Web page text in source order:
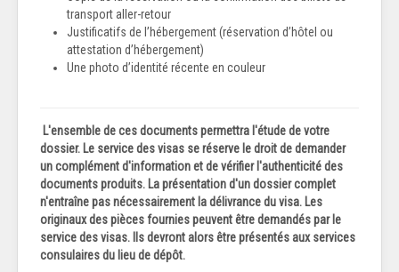
transport aller-retour
Justificatifs de l’hébergement (réservation d’hôtel ou
attestation d’hébergement)
Une photo d’identité récente en couleur
L'ensemble de ces documents permettra l'étude de votre
dossier. Le service des visas se réserve le droit de demander
un complément d'information et de vérifier l'authenticité des
documents produits. La présentation d'un dossier complet
n'entraîne pas nécessairement la délivrance du visa. Les
originaux des pièces fournies peuvent être demandés par le
service des visas. Ils devront alors être présentés aux services
consulaires du lieu de dépôt.